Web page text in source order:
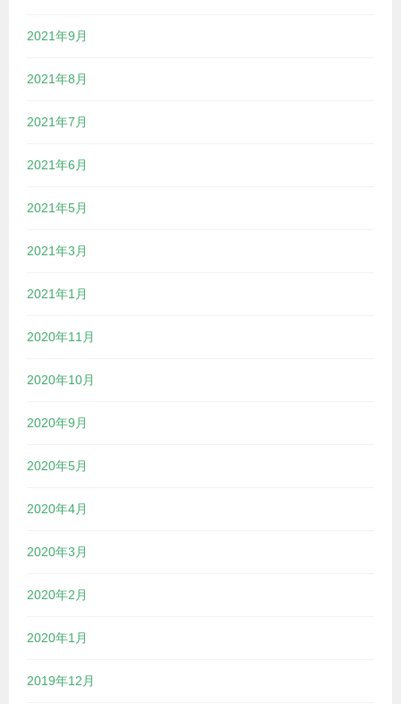
2021年9月
2021年8月
2021年7月
2021年6月
2021年5月
2021年3月
2021年1月
2020年11月
2020年10月
2020年9月
2020年5月
2020年4月
2020年3月
2020年2月
2020年1月
2019年12月